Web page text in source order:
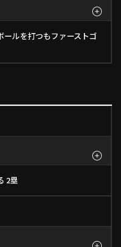
ールを打つもファーストゴ
2塁